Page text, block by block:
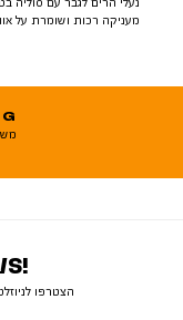
מעניקה רכות ושומרת על
הצטרפו לניוזלטר וקבלו 10% הנחה